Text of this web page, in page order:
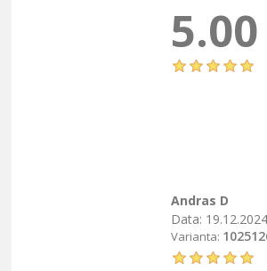
5.00
Andras D
Data:
Varianta: